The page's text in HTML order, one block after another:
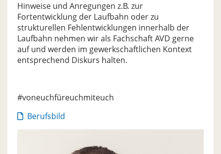
Hinweise und Anregungen z.B. zur
Fortentwicklung der Laufbahn oder zu
strukturellen Fehlentwicklungen innerhalb der
Laufbahn nehmen wir als Fachschaft AVD gerne
auf und werden im gewerkschaftlichen Kontext
entsprechend Diskurs halten.
#voneuchfüreuchmiteuch
Berufsbild